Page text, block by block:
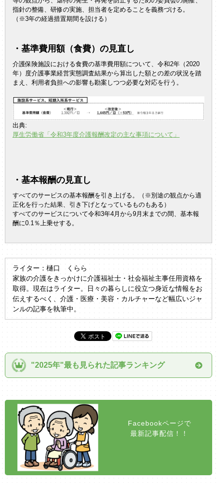
指針の整備、研修の実施、担当者を定めることを義務づける。
（※3年の経過措置期間を設ける）
・基準費用額（食費）の見直し
介護保険施設における食費の基準費用額について、令和2年（2020
年）度介護事業経営実態調査結果から算出した額との差の状況を踏
まえ、利用者負担への影響も勘案しつつ必要な対応を行う。
出典:
厚生労働省「令和3年度介護報酬改定の主な事項について」
・基本報酬の見直し
すべてのサービスの基本報酬を引き上げる。（※別途の観点から適
正化を行った結果、引き下げとなっているものもある）
すべてのサービスについて令和3年4月から9月末までの間、基本報
酬に0.1％上乗せする。
ライター：樋口 くらら
家族の介護をきっかけに介護福祉士・社会福祉主事任用資格を
取得。現在はライター。日々の暮らしに役立つ身近な情報をお
伝えするべく、介護・医療・美容・カルチャーなど幅広いジャ
ンルの記事を執筆中。
"2025年"最も見られた記事ランキング
Facebookページで
最新記事配信！！